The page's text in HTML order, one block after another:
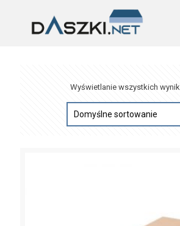
Wyświetlanie wszystkich